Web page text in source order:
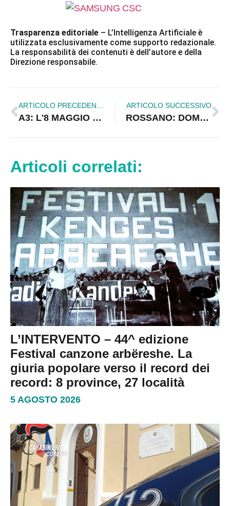
Trasparenza editoriale – L’Intelligenza Artificiale è
utilizzata esclusivamente come supporto redazionale.
La responsabilità dei contenuti è dell’autore e della
Direzione responsabile.
ARTICOLO PRECEDENTE
A3: L'8 MAGGIO RIPRESA LAVORI VIADOTTO ITALIA
ARTICOLO SUCCESSIVO
ROSSANO: DOMANI CONVEGNO SU RESISTENZA E LIBERAZIONE
Articoli correlati:
L’INTERVENTO – 44^ edizione
Festival canzone arbëreshe. La
giuria popolare verso il record dei
record: 8 province, 27 località
5 AGOSTO 2026